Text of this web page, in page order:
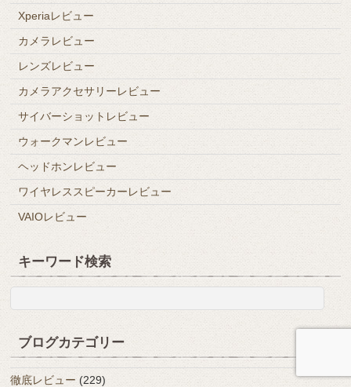
Xperiaレビュー
カメラレビュー
レンズレビュー
カメラアクセサリーレビュー
サイバーショットレビュー
ウォークマンレビュー
ヘッドホンレビュー
ワイヤレススピーカーレビュー
VAIOレビュー
キーワード検索
ブログカテゴリー
徹底レビュー (229)